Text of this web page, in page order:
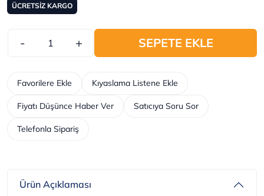
ÜCRETSİZ KARGO
- + SEPETE EKLE
Telefonla Sipariş
Kıyaslama Listene Ekle
Favorilere Ekle
Fiyatı Düşünce Haber Ver Satıcıya Soru Sor
Ürün Açıklaması